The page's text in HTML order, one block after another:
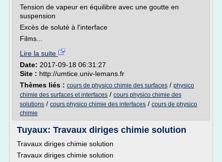
Tension de vapeur en équilibre avec une goutte en
suspension
Excès de soluté à l'interface
Films...
Lire la suite
Date: 2017-09-18 06:31:27
Site : http://umtice.univ-lemans.fr
Thèmes liés : cours de physico chimie des surfaces / physico
chimie des surfaces et interfaces / cours physico chimie des
solutions / cours physico chimie des interfaces / cours de physico
chimie
Tuyaux: Travaux diriges chimie solution
Travaux diriges chimie solution
Travaux diriges chimie solution